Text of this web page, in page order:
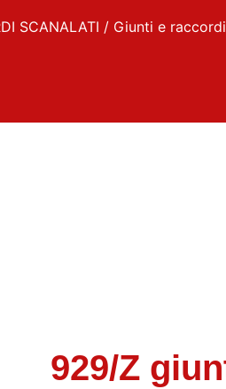
SCANALATI / Giunti e raccordi
929/Z